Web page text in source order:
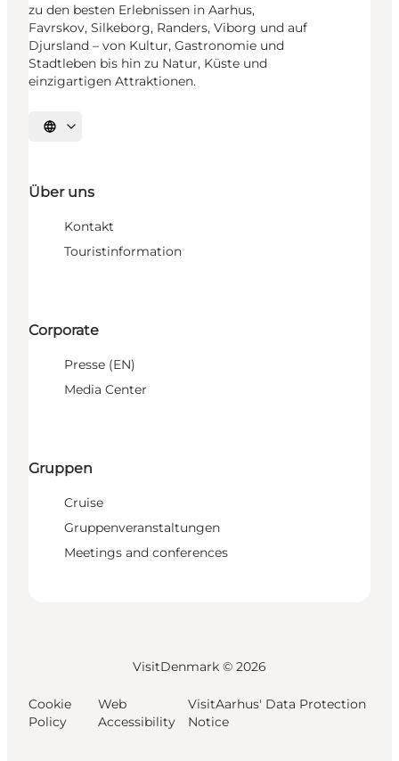
zu den besten Erlebnissen in Aarhus,
Favrskov, Silkeborg, Randers, Viborg und auf
Djursland – von Kultur, Gastronomie und
Stadtleben bis hin zu Natur, Küste und
einzigartigen Attraktionen.
Sprache auswählen
Über uns
Kontakt
Touristinformation
Corporate
Presse (EN)
Media Center
Gruppen
Cruise
Gruppenveranstaltungen
Meetings and conferences
VisitDenmark © 2026
Cookie
Policy
Web
Accessibility
VisitAarhus' Data Protection
Notice